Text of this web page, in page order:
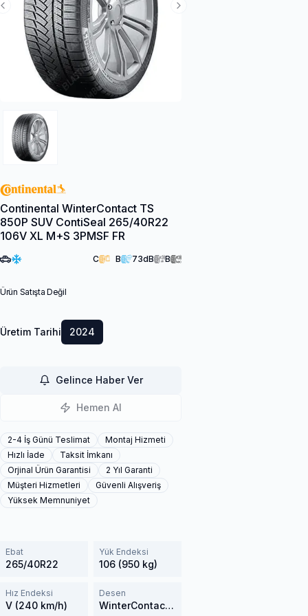
Next Slide
Previous Slide
Continental WinterContact TS
850P SUV ContiSeal 265/40R22
106V XL M+S 3PMSF FR
C B 73dB B
Ürün Satışta Değil
Üretim Tarihi 2024
Gelince Haber Ver
Hemen Al
2-4 İş Günü Teslimat
Montaj Hizmeti
Hızlı İade
Taksit İmkanı
Orjinal Ürün Garantisi
2 Yıl Garanti
Müşteri Hizmetleri
Güvenli Alışveriş
Yüksek Memnuniyet
Ebat
265/40R22
Yük Endeksi
106 (950 kg)
Hız Endeksi
V (240 km/h)
Desen
WinterContact TS 850P SUV